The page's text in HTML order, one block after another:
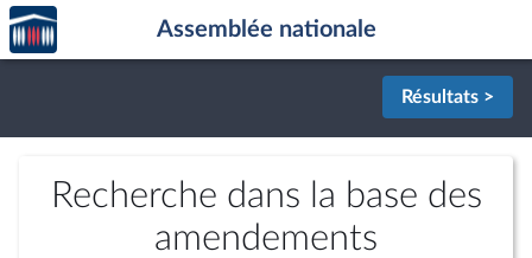
Aller au contenu
Aller en bas de la page
Accèder
à la
page
Assemblée nationale
Résultats >
Recherche dans la base des
amendements